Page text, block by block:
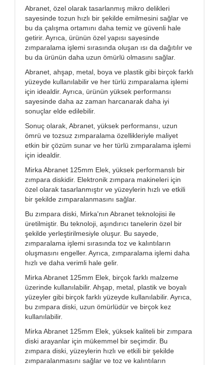
Abranet, özel olarak tasarlanmış mikro delikleri
sayesinde tozun hızlı bir şekilde emilmesini sağlar ve
bu da çalışma ortamını daha temiz ve güvenli hale
getirir. Ayrıca, ürünün özel yapısı sayesinde
zımparalama işlemi sırasında oluşan ısı da dağıtılır ve
bu da ürünün daha uzun ömürlü olmasını sağlar.
Abranet, ahşap, metal, boya ve plastik gibi birçok farklı
yüzeyde kullanılabilir ve her türlü zımparalama işlemi
için idealdir. Ayrıca, ürünün yüksek performansı
sayesinde daha az zaman harcanarak daha iyi
sonuçlar elde edilebilir.
Sonuç olarak, Abranet, yüksek performansı, uzun
ömrü ve tozsuz zımparalama özellikleriyle maliyet
etkin bir çözüm sunar ve her türlü zımparalama işlemi
için idealdir.
Mirka Abranet 125mm Elek, yüksek performanslı bir
zımpara diskidir. Elektronik zımpara makineleri için
özel olarak tasarlanmıştır ve yüzeylerin hızlı ve etkili
bir şekilde zımparalanmasını sağlar.
Bu zımpara diski, Mirka'nın Abranet teknolojisi ile
üretilmiştir. Bu teknoloji, aşındırıcı tanelerin özel bir
şekilde yerleştirilmesiyle oluşur. Bu sayede,
zımparalama işlemi sırasında toz ve kalıntıların
oluşmasını engeller. Ayrıca, zımparalama işlemi daha
hızlı ve daha verimli hale gelir.
Mirka Abranet 125mm Elek, birçok farklı malzeme
üzerinde kullanılabilir. Ahşap, metal, plastik ve boyalı
yüzeyler gibi birçok farklı yüzeyde kullanılabilir. Ayrıca,
bu zımpara diski, uzun ömürlüdür ve birçok kez
kullanılabilir.
Mirka Abranet 125mm Elek, yüksek kaliteli bir zımpara
diski arayanlar için mükemmel bir seçimdir. Bu
zımpara diski, yüzeylerin hızlı ve etkili bir şekilde
zımparalanmasını sağlar ve toz ve kalıntıların